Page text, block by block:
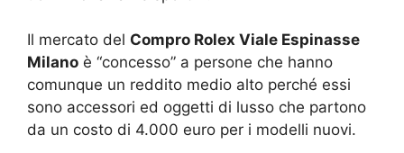
Il mercato del Compro Rolex Viale Espinasse
Milano è “concesso” a persone che hanno
comunque un reddito medio alto perché essi
sono accessori ed oggetti di lusso che partono
da un costo di 4.000 euro per i modelli nuovi.